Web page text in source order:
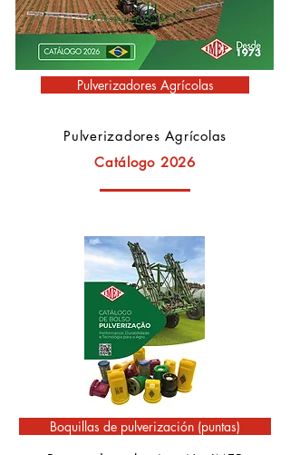
Pulverizadores Agrícolas
Pulverizadores Agrícolas
Catálogo 2026
Boquillas de pulverización (puntas)